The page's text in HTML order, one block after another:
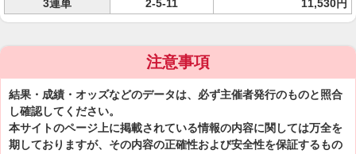
3連単
2-5-11 11,530円
注意事項
結果・成績・オッズなどのデータは、必ず主催者発行のものと照合
し確認してください。
本サイトのページ上に掲載されている情報の内容に関しては万全を
期しておりますが、その内容の正確性および安全性を保証するもの